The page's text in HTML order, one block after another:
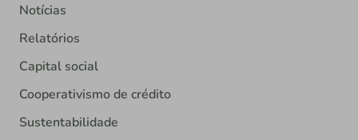
Notícias
Relatórios
Capital social
Cooperativismo de crédito
Sustentabilidade